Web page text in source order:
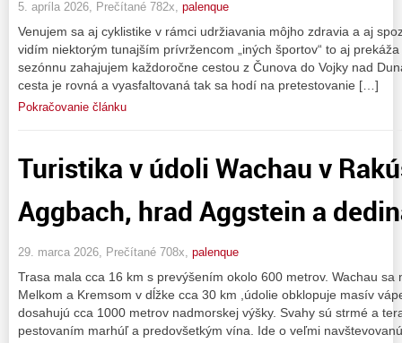
5. apríla 2026, Prečítané 782x, palenque
Venujem sa aj cyklistike v rámci udržiavania môjho zdravia a aj
vidím niektorým tunajším prívržencom „iných športov“ to aj
sezónnu zahajujem každoročne cestou z Čunova do Vojky nad
cesta je rovná a vyasfaltovaná tak sa hodí na pretestovanie […]
Pokračovanie článku
Turistika v údoli Wachau v
Aggbach, hrad Aggstein a
29. marca 2026, Prečítané 708x, palenque
Trasa mala cca 16 km s prevýšením okolo 600 metrov. Wachau sa
Melkom a Kremsom v dĺžke cca 30 km ,údolie obklopuje masív
dosahujú cca 1000 metrov nadmorskej výšky. Svahy sú strmé a
pestovaním marhúľ a predovšetkým vína. Ide o veľmi